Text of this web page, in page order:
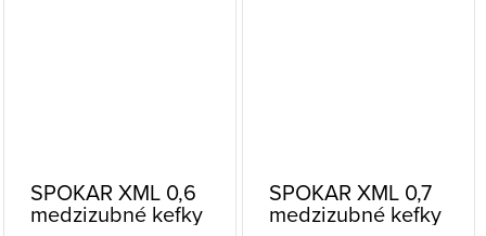
SPOKAR XML 0,6
medzizubné kefky
SPOKAR XML 0,7
medzizubné kefky